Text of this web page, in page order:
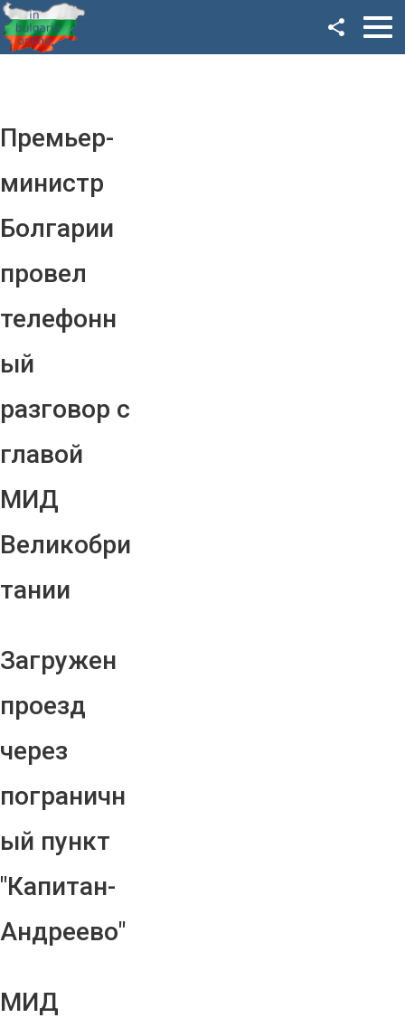
Премьер-
министр
Болгарии
провел
телефонн
ый
разговор с
главой
МИД
Великобри
тании
Загружен
проезд
через
пограничн
ый пункт
"Капитан-
Андреево"
МИД